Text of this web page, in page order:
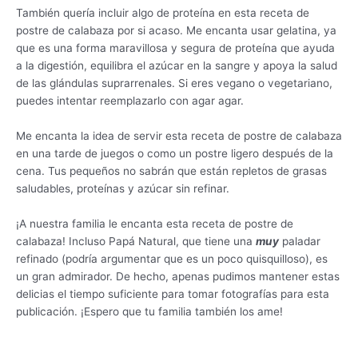
También quería incluir algo de proteína en esta receta de
postre de calabaza por si acaso. Me encanta usar gelatina, ya
que es una forma maravillosa y segura de proteína que ayuda
a la digestión, equilibra el azúcar en la sangre y apoya la salud
de las glándulas suprarrenales. Si eres vegano o vegetariano,
puedes intentar reemplazarlo con agar agar.
Me encanta la idea de servir esta receta de postre de calabaza
en una tarde de juegos o como un postre ligero después de la
cena. Tus pequeños no sabrán que están repletos de grasas
saludables, proteínas y azúcar sin refinar.
¡A nuestra familia le encanta esta receta de postre de
calabaza! Incluso Papá Natural, que tiene una muy paladar
refinado (podría argumentar que es un poco quisquilloso), es
un gran admirador. De hecho, apenas pudimos mantener estas
delicias el tiempo suficiente para tomar fotografías para esta
publicación. ¡Espero que tu familia también los ame!